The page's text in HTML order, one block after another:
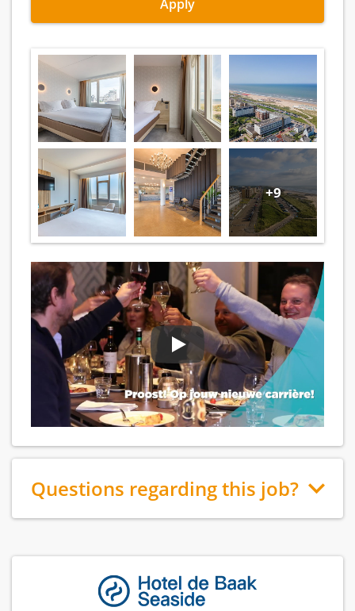
Apply
+9
Questions regarding this job?